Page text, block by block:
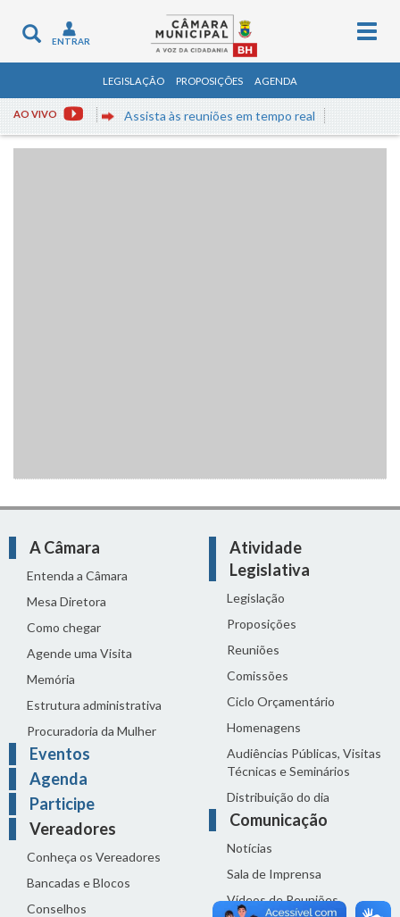
Toggle
navigation
ENTRAR
LEGISLAÇÃO PROPOSIÇÕES AGENDA
AO VIVO Assista às reuniões em tempo real
A Câmara
Entenda a Câmara
Mesa Diretora
Como chegar
Agende uma Visita
Memória
Estrutura administrativa
Procuradoria da Mulher
Eventos
Agenda
Participe
Vereadores
Conheça os Vereadores
Bancadas e Blocos
Conselhos
Atividade
Legislativa
Legislação
Proposições
Reuniões
Comissões
Ciclo Orçamentário
Homenagens
Audiências Públicas, Visitas
Técnicas e Seminários
Distribuição do dia
Comunicação
Notícias
Sala de Imprensa
Vídeos de Reuniões